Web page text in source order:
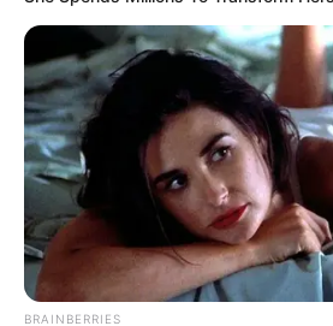
OK, ELFOGADOM